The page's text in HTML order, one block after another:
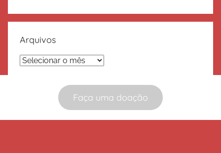
Faça uma doação
Arquivos
Arquivos